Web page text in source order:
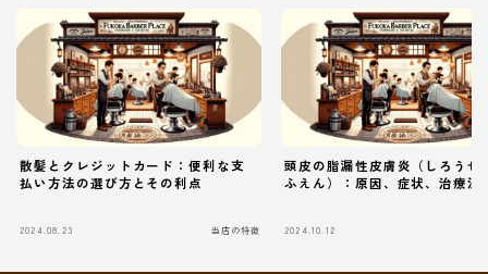
散髪とクレジットカード：便利な支
払い方法の選び方とその利点
2024.08.23 当店の特徴
頭皮の脂漏性皮膚炎（しろうせ
ふえん）：原因、症状、治療法
2024.10.12